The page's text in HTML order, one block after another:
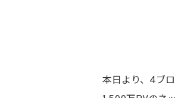
本日より、4ブ